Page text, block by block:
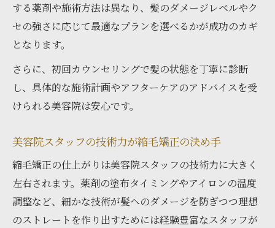
する薬剤や施術方法は異なり、髪のダメージレベルやク
セの強さに応じて最適なプランを選べるかが成功のカギ
となります。
さらに、初回カウンセリングで髪の状態を丁寧に診断
し、具体的な施術計画やアフターケアのアドバイスを受
けられる美容院は安心です。
美容院スタッフの技術力が縮毛矯正の決め手
縮毛矯正の仕上がりは美容院スタッフの技術力に大きく
左右されます。薬剤の塗布タイミングやアイロンの温度
調整など、細かな技術が髪へのダメージを防ぎつつ理想
のストレートを作り出すためには経験豊富なスタッフが